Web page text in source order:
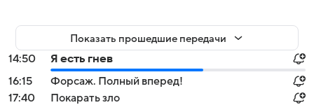
Показать прошедшие передачи
14:50
Я есть гнев
16:15
Форсаж. Полный вперед!
17:40
Покарать зло